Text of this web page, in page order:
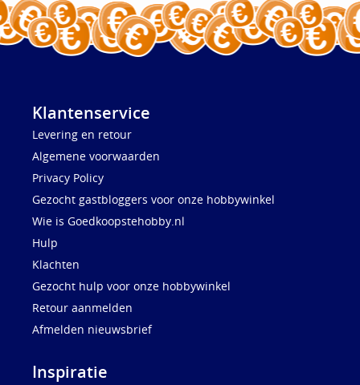
Klantenservice
Levering en retour
Algemene voorwaarden
Privacy Policy
Gezocht gastbloggers voor onze hobbywinkel
Wie is Goedkoopstehobby.nl
Hulp
Klachten
Gezocht hulp voor onze hobbywinkel
Retour aanmelden
Afmelden nieuwsbrief
Inspiratie